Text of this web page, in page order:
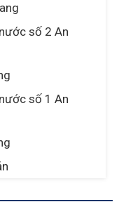
số 2 An
số 1 An